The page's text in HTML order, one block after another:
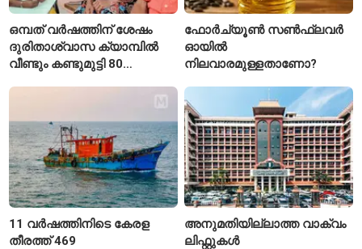
ഒമ്പത് വർഷത്തിന് ശേഷം
ദുരിതാശ്വാസ ക്യാമ്പിൽ
വീണ്ടും കണ്ടുമുട്ടി 80
ഫോർച്യൂൺ സൺഫ്ലവർ
ഓയിൽ
നിലവാരമുള്ളതാണോ?
11 വർഷത്തിനിടെ കേരള
തീരത്ത് 469
അനുമതിയില്ലാത്ത വാക്വം
ലിഫ്റ്റുകൾ